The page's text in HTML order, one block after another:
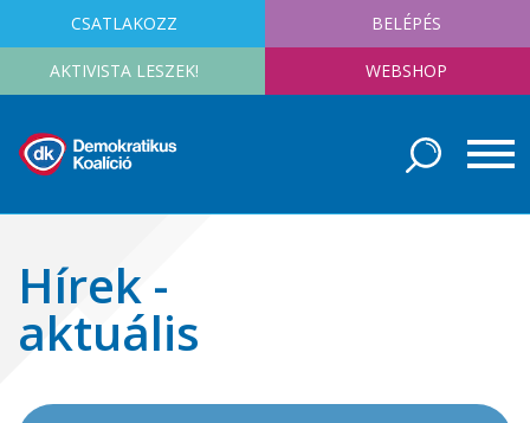
CSATLAKOZZ BELÉPÉS
AKTIVISTA LESZEK! WEBSHOP
Hírek -
aktuális